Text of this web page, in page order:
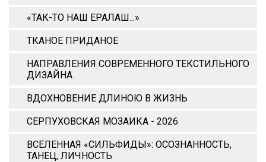
«ТАК-ТО НАШ ЕРАЛАШ...»
ТКАНОЕ ПРИДАНОЕ
НАПРАВЛЕНИЯ СОВРЕМЕННОГО ТЕКСТИЛЬНОГО
ДИЗАЙНА
ВДОХНОВЕНИЕ ДЛИНОЮ В ЖИЗНЬ
СЕРПУХОВСКАЯ МОЗАИКА - 2026
ВСЕЛЕННАЯ «СИЛЬФИДЫ»: ОСОЗНАННОСТЬ,
ТАНЕЦ, ЛИЧНОСТЬ